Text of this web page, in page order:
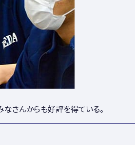
さんからも好評を得ている。